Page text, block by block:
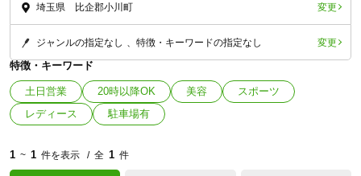
埼玉県 比企郡小川町 変更
ジャンルの指定なし 特徴・キーワードの指定なし 変更
特徴・キーワード
土日営業 20時以降OK 美容
スポーツ
レディース
駐車場有
1 ~ 1 件を表示 全 1 件
「健康にはりを見た」